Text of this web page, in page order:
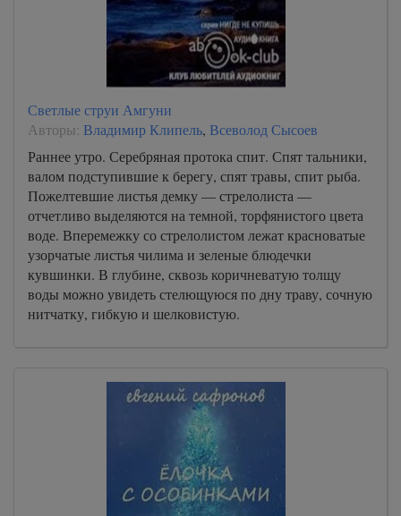
Светлые струи Амгуни
Авторы: Владимир Клипель, Всеволод Сысоев
Раннее утро. Серебряная протока спит. Спят тальники,
валом подступившие к берегу, спят травы, спит рыба.
Пожелтевшие листья демку — стрелолиста —
отчетливо выделяются на темной, торфянистого цвета
воде. Вперемежку со стрелолистом лежат красноватые
узорчатые листья чилима и зеленые блюдечки
кувшинки. В глубине, сквозь коричневатую толщу
воды можно увидеть стелющуюся по дну траву, сочную
нитчатку, гибкую и шелковистую.